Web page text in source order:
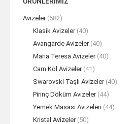
Avizeler (682)
Klasik Avizeler (40)
Avangarde Avizeler (40)
Maria Teresa Avizeler (40)
Cam Kol Avizeler (41)
Swarovski Taşlı Avizeler (40)
Pirinç Döküm Avizeler (44)
Yemek Masası Avizeleri (44)
Kristal Avizeler (50)